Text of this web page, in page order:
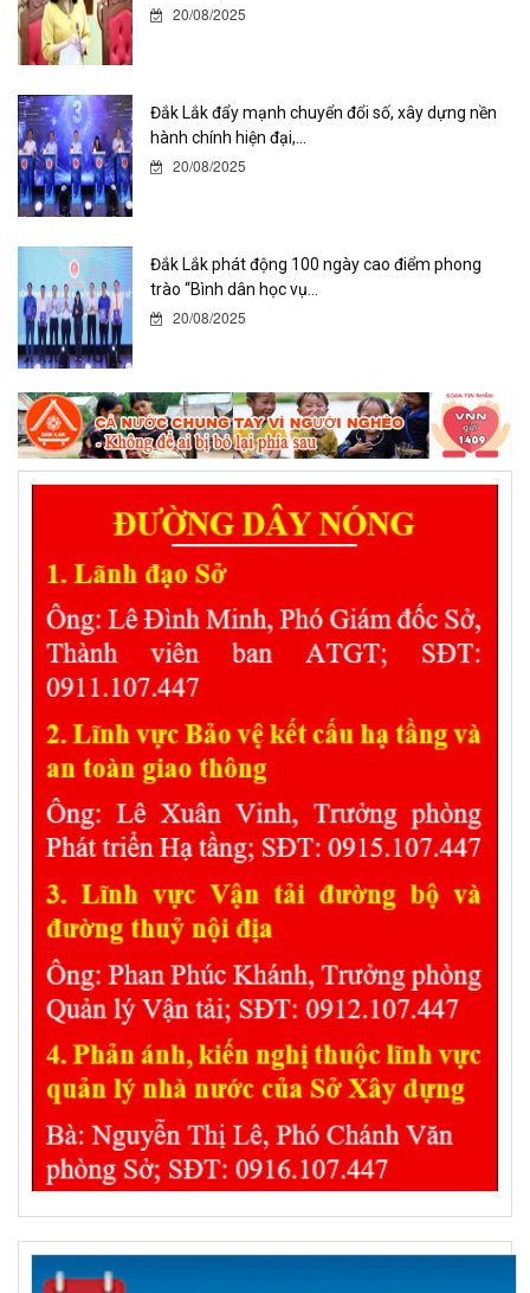
20/08/2025
Đắk Lắk đẩy mạnh chuyển đổi số, xây dựng nền
hành chính hiện đại,...
20/08/2025
Đắk Lắk phát động 100 ngày cao điểm phong
trào “Bình dân học vụ...
20/08/2025